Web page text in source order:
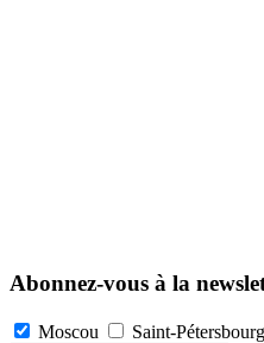
Abonnez-vous à la
Moscou Saint-Pétersbourg